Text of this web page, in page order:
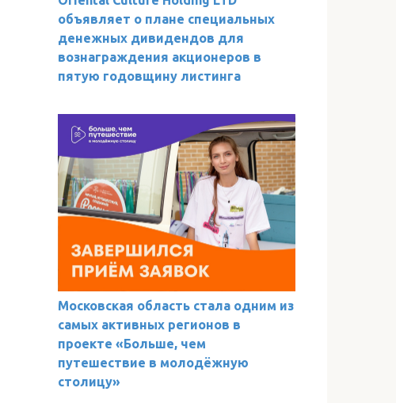
объявляет о плане специальных
денежных дивидендов для
вознаграждения акционеров в
пятую годовщину листинга
Московская область стала одним из
самых активных регионов в
проекте «Больше, чем
путешествие в молодёжную
столицу»